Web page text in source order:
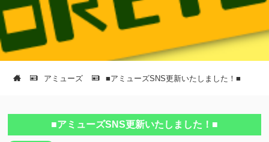
アミューズ ■アミューズSNS更新いたしました！■
■アミューズSNS更新いたしました！■